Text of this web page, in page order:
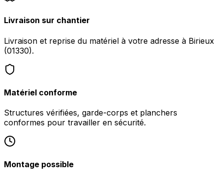
Livraison sur chantier
Livraison et reprise du matériel à votre adresse à Birieux
(01330).
Matériel conforme
Structures vérifiées, garde-corps et planchers
conformes pour travailler en sécurité.
Montage possible